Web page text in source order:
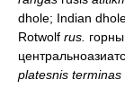
dhole; Indian
Rotwolf rus.
platesnis terminas